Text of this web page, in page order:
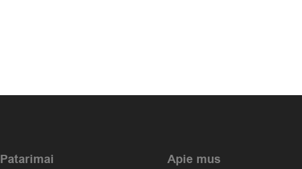
Patarimai Apie mus